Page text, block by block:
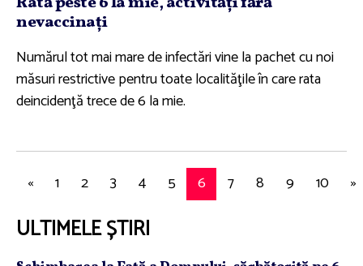
nevaccinaţi
Numărul tot mai mare de infectări vine la pachet cu noi
măsuri restrictive pentru toate localităţile în care rata
deincidenţă trece de 6 la mie.
« 1 2 3 4 5 6 7 8 9 10 »
ULTIMELE ȘTIRI